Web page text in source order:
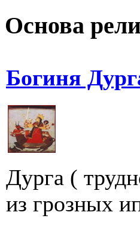
Основа
Богиня
Дурга (
из грозных